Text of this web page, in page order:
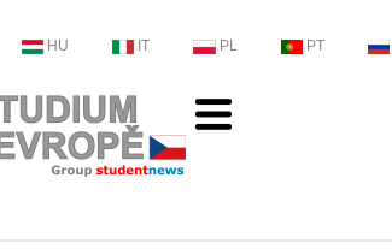
HU IT PL PT